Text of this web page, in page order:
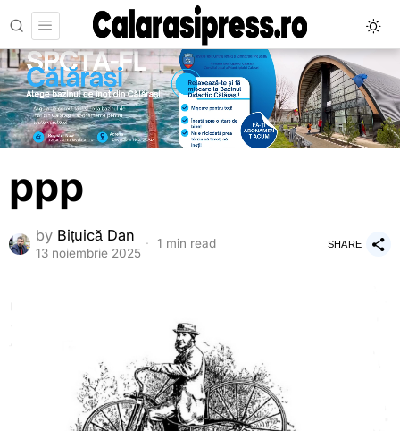
ppp
by Bițuică Dan
13 noiembrie 2025
1 min read SHARE